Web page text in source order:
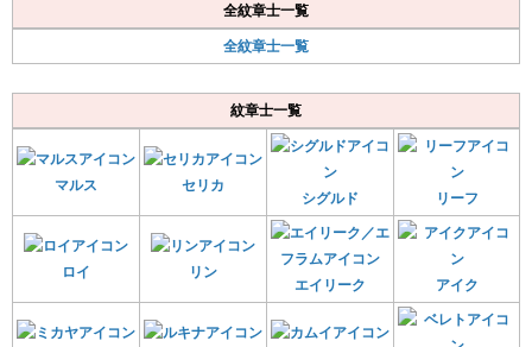
全紋章士一覧
全紋章士一覧
紋章士一覧
マルス セリカ
シグルド リーフ
ロイ リン
エイリーク アイク